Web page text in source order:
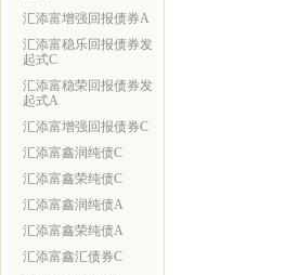
汇添富增强回报债券A
汇添富稳乐回报债券发
起式C
汇添富稳荣回报债券发
起式A
汇添富增强回报债券C
汇添富鑫润纯债C
汇添富鑫荣纯债C
汇添富鑫润纯债A
汇添富鑫荣纯债A
汇添富鑫汇债券C